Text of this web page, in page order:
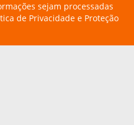
sejam processadas
de Privacidade e Proteção